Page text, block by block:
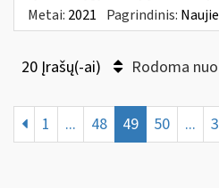
Metai: 2021 Pagrindinis:
20 Įrašų(-ai) Rodoma
1 ... 48 49 50 ...